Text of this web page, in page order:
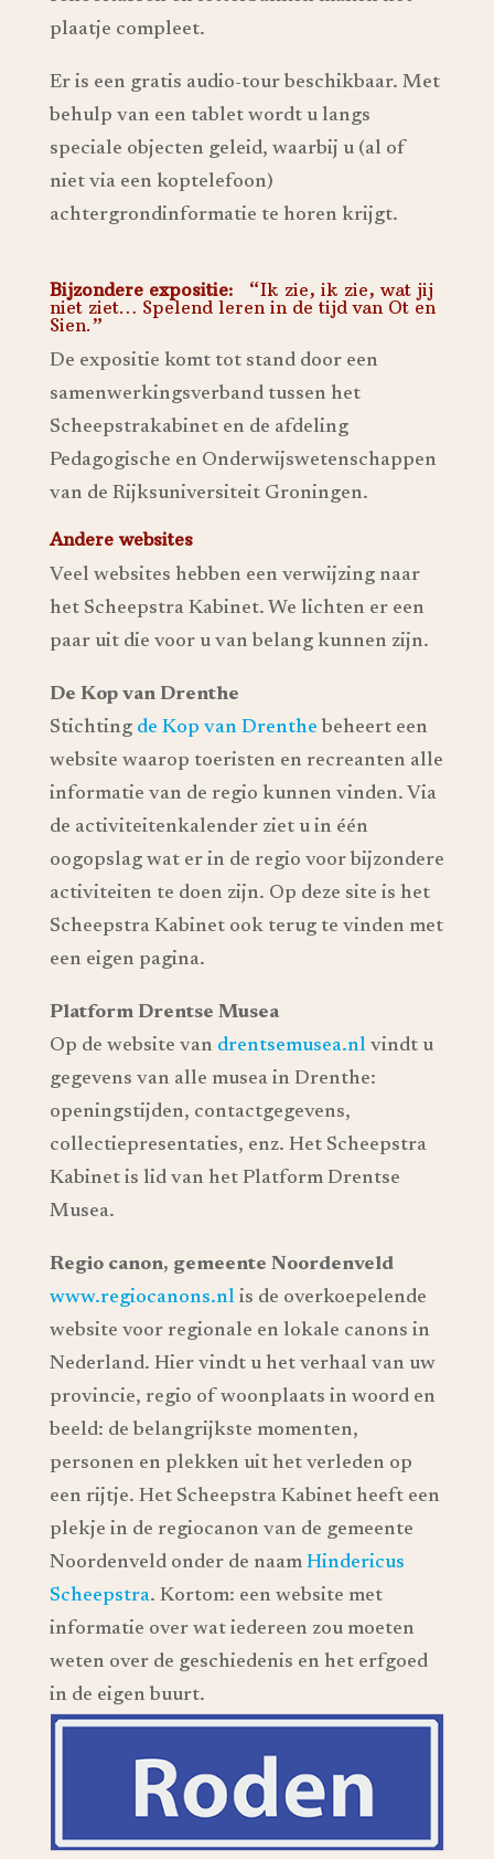
plaatje compleet.
Er is een gratis audio-tour beschikbaar. Met
behulp van een tablet wordt u langs
speciale objecten geleid, waarbij u (al of
niet via een koptelefoon)
achtergrondinformatie te horen krijgt.
Bijzondere expositie: “Ik zie, ik zie, wat jij
niet ziet… Spelend leren in de tijd van Ot en
Sien.”
De expositie komt tot stand door een
samenwerkingsverband tussen het
Scheepstrakabinet en de afdeling
Pedagogische en Onderwijswetenschappen
van de Rijksuniversiteit Groningen.
Andere websites
Veel websites hebben een verwijzing naar
het Scheepstra Kabinet. We lichten er een
paar uit die voor u van belang kunnen zijn.
De Kop van Drenthe
Stichting de Kop van Drenthe beheert een
website waarop toeristen en recreanten alle
informatie van de regio kunnen vinden. Via
de activiteitenkalender ziet u in één
oogopslag wat er in de regio voor bijzondere
activiteiten te doen zijn. Op deze site is het
Scheepstra Kabinet ook terug te vinden met
een eigen pagina.
Platform Drentse Musea
Op de website van drentsemusea.nlvindt u
gegevens van alle musea in Drenthe:
openingstijden, contactgegevens,
collectiepresentaties, enz. Het Scheepstra
Kabinet is lid van het Platform Drentse
Musea.
Regio canon, gemeente Noordenveld
www.regiocanons.nlis de overkoepelende
website voor regionale en lokale canons in
Nederland. Hier vindt u het verhaal van uw
provincie, regio of woonplaats in woord en
beeld: de belangrijkste momenten,
personen en plekken uit het verleden op
een rijtje. Het Scheepstra Kabinet heeft een
plekje in de regiocanon van de gemeente
Noordenveld onder de naam Hindericus
Scheepstra. Kortom: een website met
informatie over wat iedereen zou moeten
weten over de geschiedenis en het erfgoed
in de eigen buurt.